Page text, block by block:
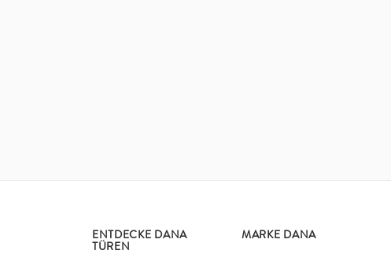
ENTDECKE DANA
TÜREN
MARKE DANA